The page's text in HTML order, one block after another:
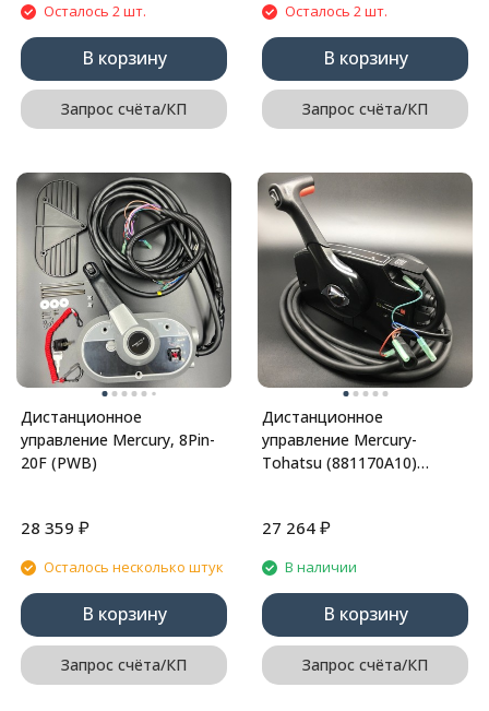
Осталось 2 шт.
В корзину
Запрос счёта/КП
Осталось 2 шт.
В корзину
Запрос счёта/КП
Дистанционное
управление Mercury, 8Pin-
20F (PWB)
28 359 ₽
Осталось несколько штук
В корзину
Запрос счёта/КП
Дистанционное
управление Mercury-
Tohatsu (881170A10)
27 264 ₽
В наличии
В корзину
Запрос счёта/КП